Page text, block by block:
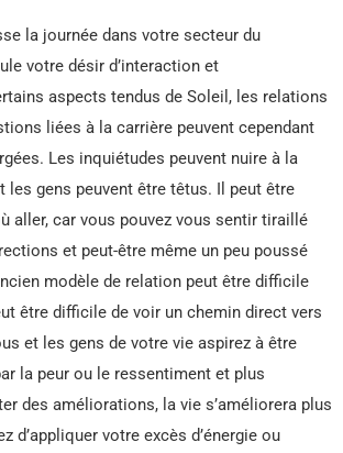
la journée dans votre secteur du
votre désir d’interaction et
aspects tendus de Soleil, les relations
liées à la carrière peuvent cependant
Les inquiétudes peuvent nuire à la
les gens peuvent être têtus. Il peut être
aller, car vous pouvez vous sentir tiraillé
et peut-être même un peu poussé
modèle de relation peut être difficile
être difficile de voir un chemin direct vers
et les gens de votre vie aspirez à être
la peur ou le ressentiment et plus
des améliorations, la vie s’améliorera plus
d’appliquer votre excès d’énergie ou